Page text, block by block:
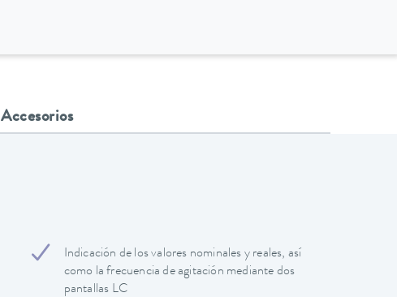
Accesorios
Indicación de los valores nominales y reales, así
como la frecuencia de agitación mediante dos
pantallas LC